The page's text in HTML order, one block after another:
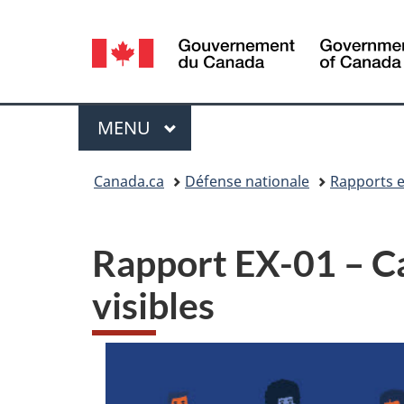
Sélection
de
la
langue
Menu
MENU PRINCIPAL
Canada.ca Défense nationale Rapports
Rapport EX-01 –
visibles